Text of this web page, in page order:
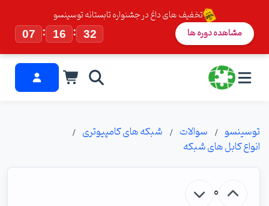
تخفیف های داغ در جشنواره تابستانه توسینسو
07
: 16 : 31 مشاهده دوره ها
توسینسو سوالات
شبکه های کامپیوتری
انواع کابل های شبکه
0